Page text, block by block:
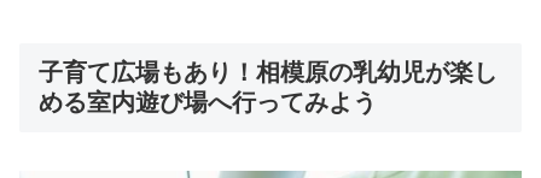
子育て広場もあり！相模原の乳幼児が楽し
める室内遊び場へ行ってみよう